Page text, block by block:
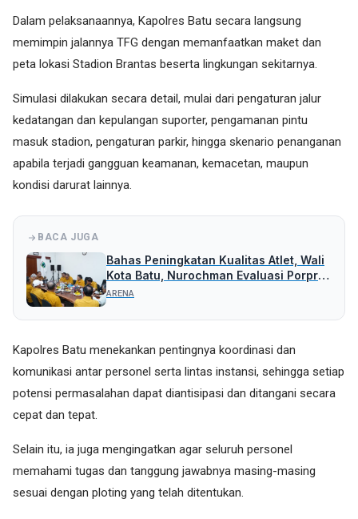
Dalam pelaksanaannya, Kapolres Batu secara langsung
memimpin jalannya TFG dengan memanfaatkan maket dan
peta lokasi Stadion Brantas beserta lingkungan sekitarnya.
Simulasi dilakukan secara detail, mulai dari pengaturan jalur
kedatangan dan kepulangan suporter, pengamanan pintu
masuk stadion, pengaturan parkir, hingga skenario penanganan
apabila terjadi gangguan keamanan, kemacetan, maupun
kondisi darurat lainnya.
BACA JUGA
Bahas Peningkatan Kualitas Atlet, Wali
Kota Batu, Nurochman Evaluasi Porprov
Bersama KONI Kota Batu
ARENA
Kapolres Batu menekankan pentingnya koordinasi dan
komunikasi antar personel serta lintas instansi, sehingga setiap
potensi permasalahan dapat diantisipasi dan ditangani secara
cepat dan tepat.
Selain itu, ia juga mengingatkan agar seluruh personel
memahami tugas dan tanggung jawabnya masing-masing
sesuai dengan ploting yang telah ditentukan.